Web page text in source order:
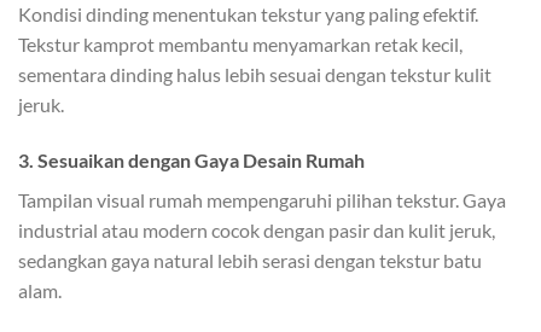
Kondisi dinding menentukan tekstur yang paling efektif.
Tekstur kamprot membantu menyamarkan retak kecil,
sementara dinding halus lebih sesuai dengan tekstur kulit
jeruk.
3. Sesuaikan dengan Gaya Desain Rumah
Tampilan visual rumah mempengaruhi pilihan tekstur. Gaya
industrial atau modern cocok dengan pasir dan kulit jeruk,
sedangkan gaya natural lebih serasi dengan tekstur batu
alam.